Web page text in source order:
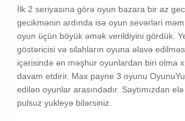
İlk 2 seriyasına görə oyun bazara bir az
gecikmənin ardında isə oyun sevərləri
oyun üçün böyük əmək verildiyini gördük.
göstəricisi və silahların oyuna əlavə
içərisində ən məşhur oyunlardan biri olma
davam etdirir. Max payne 3 oyunu
edilən oyunlar arasındadır. Saytımızdan
pulsuz yukleyə bilərsiniz.